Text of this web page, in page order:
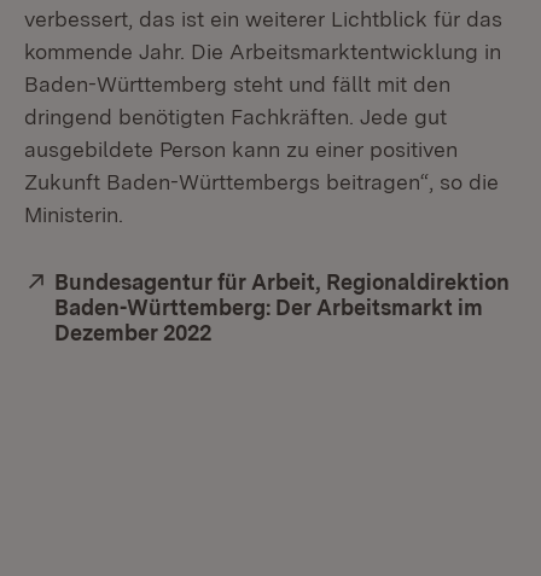
verbessert, das ist ein weiterer Lichtblick für das
kommende Jahr. Die Arbeitsmarktentwicklung in
Baden-Württemberg steht und fällt mit den
dringend benötigten Fachkräften. Jede gut
ausgebildete Person kann zu einer positiven
Zukunft Baden-Württembergs beitragen“, so die
Ministerin.
Extern:
Bundesagentur für Arbeit, Regionaldirektion
Baden-Württemberg: Der Arbeitsmarkt im
Dezember 2022